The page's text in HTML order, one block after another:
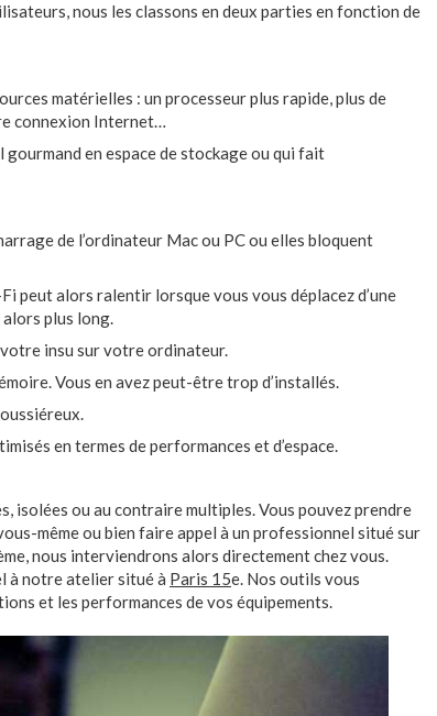
nous les classons en deux parties en fonction de
matérielles : un processeur plus rapide, plus de
connexion Internet…
en espace de stockage ou qui fait
de l’ordinateur Mac ou PC ou elles bloquent
peut alors ralentir lorsque vous vous déplacez d’une
alors plus long.
insu sur votre ordinateur.
Vous en avez peut-être trop d’installés.
en termes de performances et d’espace.
isolées ou au contraire multiples. Vous pouvez prendre
même ou bien faire appel à un professionnel situé sur
nous interviendrons alors directement chez vous.
à notre atelier situé à Paris 15e. Nos outils vous
et les performances de vos équipements.